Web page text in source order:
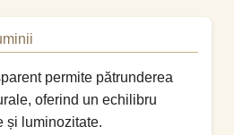
permite pătrunderea
oferind un echilibru
și luminozitate.